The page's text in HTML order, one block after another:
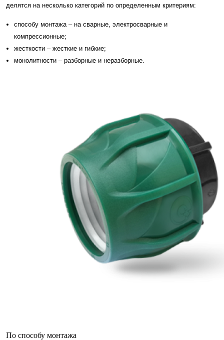
делятся на несколько категорий по определенным критериям:
способу монтажа – на сварные, электросварные и
компрессионные;
жесткости – жесткие и гибкие;
монолитности – разборные и неразборные.
По способу монтажа